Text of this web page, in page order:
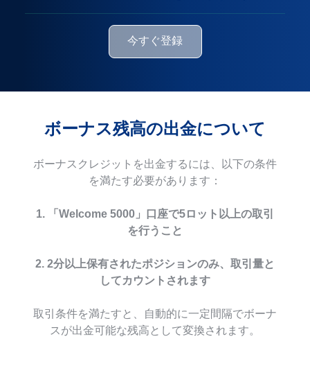
今すぐ登録
ボーナス残高の出金について
ボーナスクレジットを出金するには、以下の条件
を満たす必要があります：
1. 「Welcome 5000」口座で5ロット以上の取引
を行うこと
2. 2分以上保有されたポジションのみ、取引量と
してカウントされます
取引条件を満たすと、自動的に一定間隔でボーナ
スが出金可能な残高として変換されます。